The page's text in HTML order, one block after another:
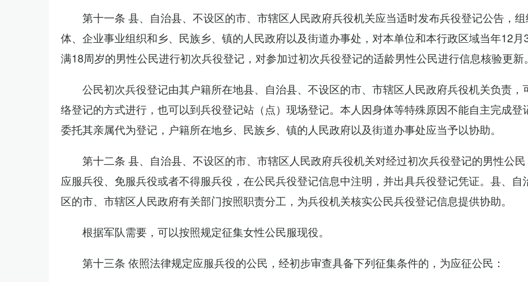
第十一条 县、自治县、不设区的市、市辖区人民政府兵役机关应当适时发布兵役登记公告，
体、企业事业组织和乡、民族乡、镇的人民政府以及街道办事处，对本单位和本行政区域当年12月
满18周岁的男性公民进行初次兵役登记，对参加过初次兵役登记的适龄男性公民进行信息核验更新。
公民初次兵役登记由其户籍所在地县、自治县、不设区的市、市辖区人民政府兵役机关负责，
络登记的方式进行，也可以到兵役登记站（点）现场登记。本人因身体等特殊原因不能自主完成登
委托其亲属代为登记，户籍所在地乡、民族乡、镇的人民政府以及街道办事处应当予以协助。
第十二条 县、自治县、不设区的市、市辖区人民政府兵役机关对经过初次兵役登记的男性公
应服兵役、免服兵役或者不得服兵役，在公民兵役登记信息中注明，并出具兵役登记凭证。县、自
区的市、市辖区人民政府有关部门按照职责分工，为兵役机关核实公民兵役登记信息提供协助。
根据军队需要，可以按照规定征集女性公民服现役。
第十三条 依照法律规定应服兵役的公民，经初步审查具备下列征集条件的，为应征公民：